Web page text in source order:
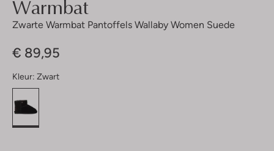
Warmbat
Zwarte Warmbat Pantoffels Wallaby Women Suede
€ 89,95
Kleur: Zwart